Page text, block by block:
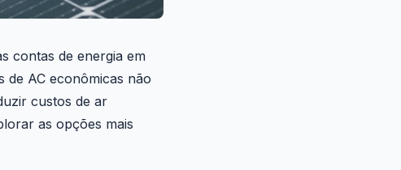
contas de energia em
de AC econômicas não
custos de ar
as opções mais